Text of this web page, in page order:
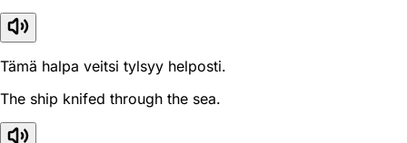
Tämä halpa veitsi tylsyy helposti.
The ship knifed through the sea.